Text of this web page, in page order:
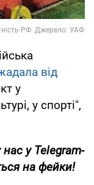
від
у
у спорті",
нас у Telegram-
на фейки!